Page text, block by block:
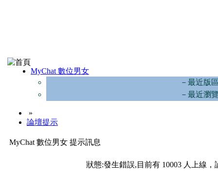
MyChat 數位男女
－最近版
－最近瀏
»
論壇提示
MyChat 數位男女 提示訊息
狀態:發生錯誤,目前有 10003 人上線